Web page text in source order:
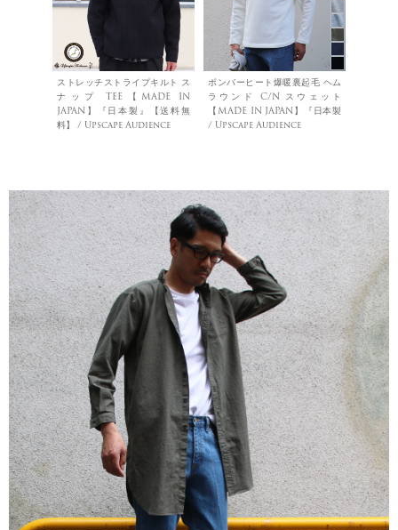
ストレッチストライプキルト ス
ナップ TEE【MADE IN
JAPAN】『日本製』【送料無
料】 / Upscape Audience
ボンバーヒート爆暖裏起毛 ヘム
ラウンド C/N スウェット
【MADE IN JAPAN】『日本製
/ Upscape Audience